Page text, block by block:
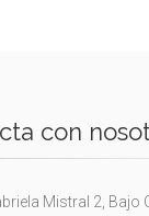
con
Mistral 2, Bajo